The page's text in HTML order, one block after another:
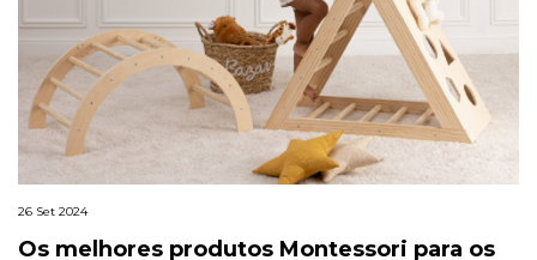
26 Set 2024
Os melhores produtos Montessori para os